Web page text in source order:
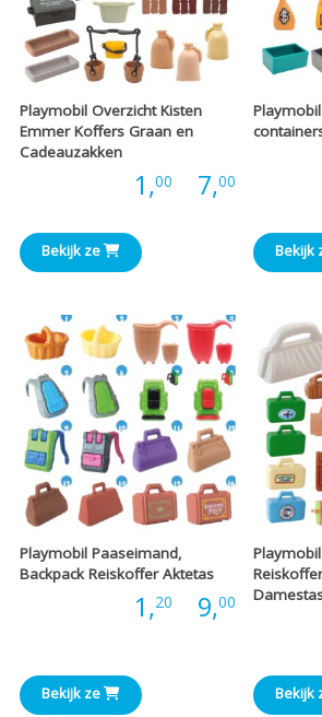
Playmobil Overzicht Kisten
Emmer Koffers Graan en
Cadeauzakken
1,00 7,00
€1,00
tot
€7,00
Bekijk ze Bekijk
Playmobil Paaseimand,
Backpack Reiskoffer Aktetas
1,20 9,00
tot
Bekijk ze Bekijk